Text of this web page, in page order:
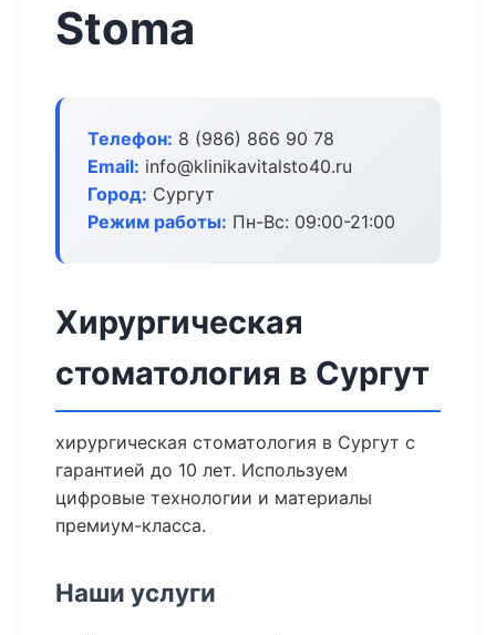
Stoma
Телефон: 8 (986) 866 90 78
Email: info@klinikavitalsto40.ru
Город: Сургут
Режим работы: Пн-Вс: 09:00-21:00
Хирургическая
стоматология в Сургут
хирургическая стоматология в Сургут с
гарантией до 10 лет. Используем
цифровые технологии и материалы
премиум-класса.
Наши услуги